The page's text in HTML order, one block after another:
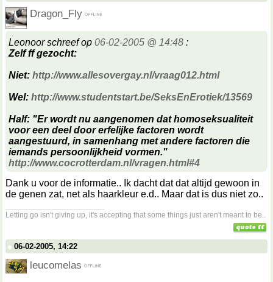
Dragon_Fly
Leonoor schreef op 06-02-2005 @ 14:48 :
Zelf ff gezocht:
Niet: http://www.allesovergay.nl/vraag012.html
Wel: http://www.studentstart.be/SeksEnErotiek/13569
Half: "Er wordt nu aangenomen dat homoseksualiteit
voor een deel door erfelijke factoren wordt
aangestuurd, in samenhang met andere factoren die
iemands persoonlijkheid vormen."
http://www.cocrotterdam.nl/vragen.html#4
Dank u voor de informatie.. Ik dacht dat dat altijd gewoon in
de genen zat, net als haarkleur e.d.. Maar dat is dus niet zo..
Letting go isn't giving up, it's accepting that some things just aren't meant to be..
06-02-2005, 14:22
leucomelas